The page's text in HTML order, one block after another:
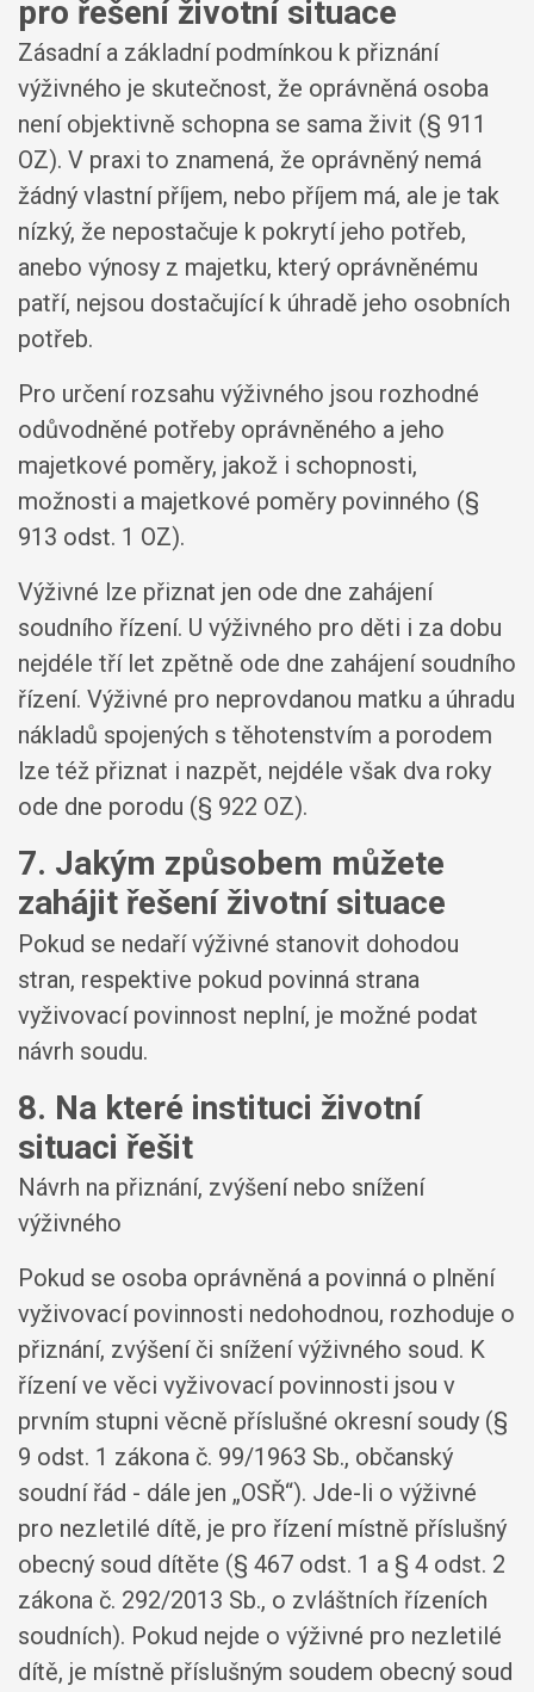
pro řešení životní situace
Zásadní a základní podmínkou k přiznání
výživného je skutečnost, že oprávněná osoba
není objektivně schopna se sama živit (§ 911
OZ). V praxi to znamená, že oprávněný nemá
žádný vlastní příjem, nebo příjem má, ale je tak
nízký, že nepostačuje k pokrytí jeho potřeb,
anebo výnosy z majetku, který oprávněnému
patří, nejsou dostačující k úhradě jeho osobních
potřeb.
Pro určení rozsahu výživného jsou rozhodné
odůvodněné potřeby oprávněného a jeho
majetkové poměry, jakož i schopnosti,
možnosti a majetkové poměry povinného (§
913 odst. 1 OZ).
Výživné lze přiznat jen ode dne zahájení
soudního řízení. U výživného pro děti i za dobu
nejdéle tří let zpětně ode dne zahájení soudního
řízení. Výživné pro neprovdanou matku a úhradu
nákladů spojených s těhotenstvím a porodem
lze též přiznat i nazpět, nejdéle však dva roky
ode dne porodu (§ 922 OZ).
7. Jakým způsobem můžete
zahájit řešení životní situace
Pokud se nedaří výživné stanovit dohodou
stran, respektive pokud povinná strana
vyživovací povinnost neplní, je možné podat
návrh soudu.
8. Na které instituci životní
situaci řešit
Návrh na přiznání, zvýšení nebo snížení
výživného
Pokud se osoba oprávněná a povinná o plnění
vyživovací povinnosti nedohodnou, rozhoduje o
přiznání, zvýšení či snížení výživného soud. K
řízení ve věci vyživovací povinnosti jsou v
prvním stupni věcně příslušné okresní soudy (§
9 odst. 1 zákona č. 99/1963 Sb., občanský
soudní řád - dále jen „OSŘ“). Jde-li o výživné
pro nezletilé dítě, je pro řízení místně příslušný
obecný soud dítěte (§ 467 odst. 1 a § 4 odst. 2
zákona č. 292/2013 Sb., o zvláštních řízeních
soudních). Pokud nejde o výživné pro nezletilé
dítě, je místně příslušným soudem obecný soud